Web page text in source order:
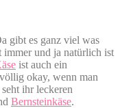
gibt es ganz viel was
und ja natürlich ist
ist auch ein
okay, wenn man
ihr leckeren
Bernsteinkäse.